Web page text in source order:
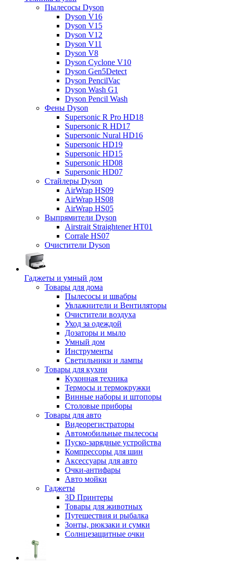
Пылесосы Dyson
Dyson V16
Dyson V15
Dyson V12
Dyson V11
Dyson V8
Dyson Cyclone V10
Dyson Gen5Detect
Dyson PencilVac
Dyson Wash G1
Dyson Pencil Wash
Фены Dyson
Supersonic R Pro HD18
Supersonic R HD17
Supersonic Nural HD16
Supersonic HD19
Supersonic HD15
Supersonic HD08
Supersonic HD07
Стайлеры Dyson
AirWrap HS09
AirWrap HS08
AirWrap HS05
Выпрямители Dyson
Airstrait Straightener HT01
Corrale HS07
Очистители Dyson
Гаджеты и умный дом
Товары для дома
Пылесосы и швабры
Увлажнители и Вентиляторы
Очистители воздуха
Уход за одеждой
Дозаторы и мыло
Умный дом
Инструменты
Светильники и лампы
Товары для кухни
Кухонная техника
Термосы и термокружки
Винные наборы и штопоры
Столовые приборы
Товары для авто
Видеорегистраторы
Автомобильные пылесосы
Пуско-зарядные устройства
Компрессоры для шин
Аксессуары для авто
Очки-антифары
Авто мойки
Гаджеты
3D Принтеры
Товары для животных
Путешествия и рыбалка
Зонты, рюкзаки и сумки
Солнцезащитные очки